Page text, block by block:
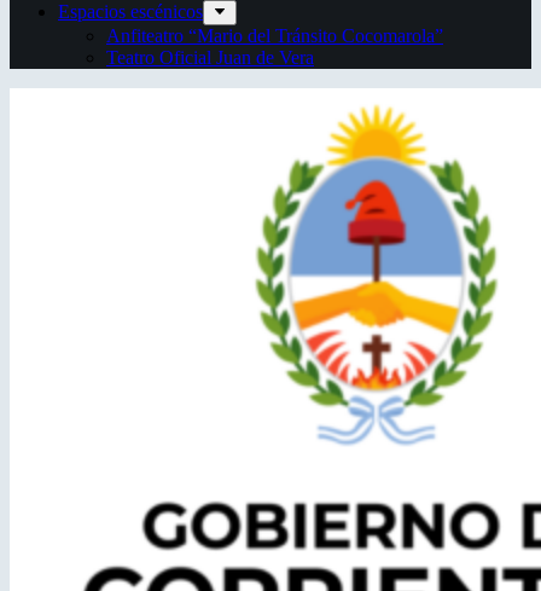
Espacios escénicos
Anfiteatro “Mario del Tránsito Cocomarola”
Teatro Oficial Juan de Vera